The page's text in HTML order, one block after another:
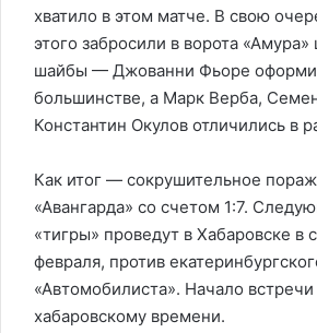
хватило в этом матче. В свою
этого забросили в ворота
шайбы — Джованни Фьоре
большинстве, а Марк Верба,
Константин Окулов отличились в
Как итог — сокрушительное
«Авангарда» со счетом 1:7.
«тигры» проведут в Хабаровске в
февраля, против
«Автомобилиста». Начало встречи
хабаровскому времени.